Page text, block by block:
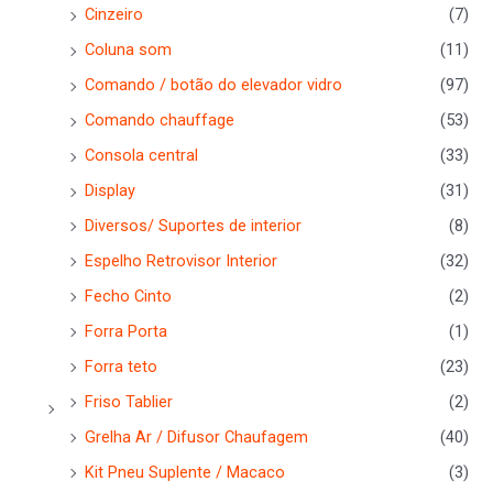
Cinzeiro
(7)
Coluna som
(11)
Comando / botão do elevador vidro
(97)
Comando chauffage
(53)
Consola central
(33)
Display
(31)
Diversos/ Suportes de interior
(8)
Espelho Retrovisor Interior
(32)
Fecho Cinto
(2)
Forra Porta
(1)
Forra teto
(23)
Friso Tablier
(2)
Grelha Ar / Difusor Chaufagem
(40)
Kit Pneu Suplente / Macaco
(3)